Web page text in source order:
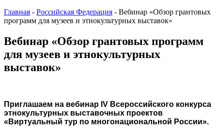
Главная - Российская Федерация - Вебинар «Обзор грантовых
программ для музеев и этнокультурных выставок»
Вебинар «Обзор грантовых программ
для музеев и этнокультурных
выставок»
Приглашаем на вебинар IV Всероссийского конкурса
этнокультурных выставочных проектов
«Виртуальный тур по многонациональной России».